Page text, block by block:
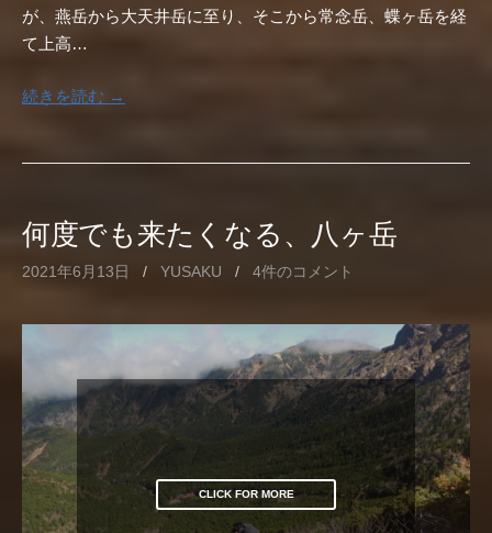
が、燕岳から大天井岳に至り、そこから常念岳、蝶ヶ岳を経
て上高…
続きを読む →
何度でも来たくなる、八ヶ岳
2021年6月13日 / YUSAKU / 4件のコメント
CLICK FOR MORE